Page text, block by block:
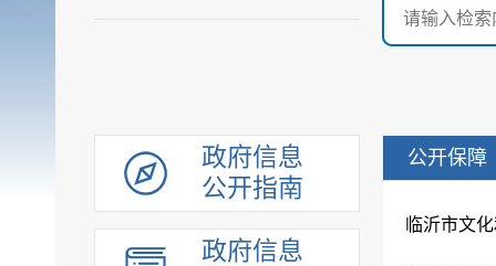
政府信息
公开指南
政府信息
公开保障
临沂市文